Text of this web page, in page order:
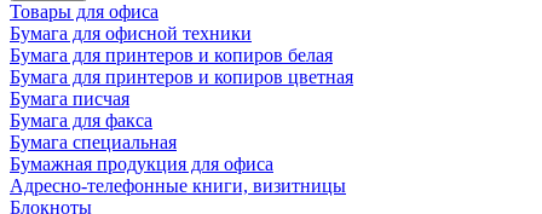
Товары для офиса
Бумага для офисной техники
Бумага для принтеров и копиров белая
Бумага для принтеров и копиров цветная
Бумага писчая
Бумага для факса
Бумага специальная
Бумажная продукция для офиса
Адресно-телефонные книги, визитницы
Блокноты